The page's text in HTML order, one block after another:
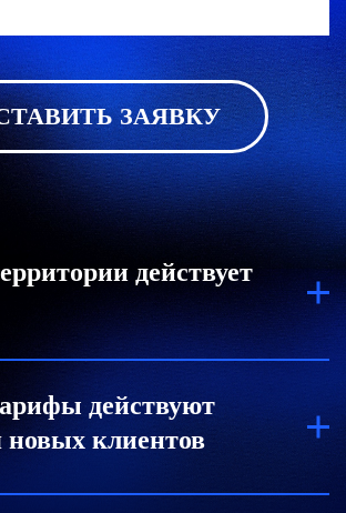
ЗАЯВКУ
действует
на территории Казахстана,
(для Битрикс24,
.KZ) при покупке как
действуют
новых клиентов